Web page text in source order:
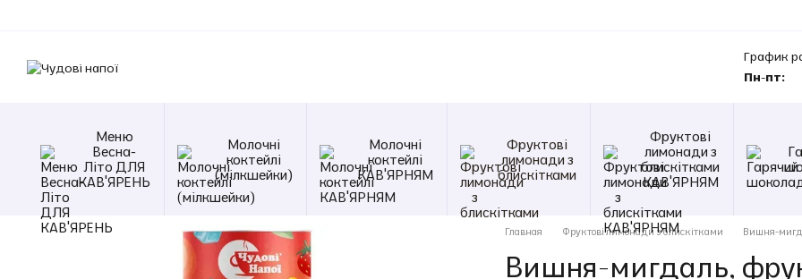
График
Пн-пт:
Меню
Весна-
Літо ДЛЯ
КАВ'ЯРЕНЬ
Молочні
коктейлі
(мілкшейки)
Молочні
коктейлі
КАВ'ЯРНЯМ
Фруктові
лимонади з
блискітками
Фруктові
лимонади з
блискітками
КАВ'ЯРНЯМ
Главная Фруктові лимонади з блискітками Вишня-
Вишня-мигдаль,